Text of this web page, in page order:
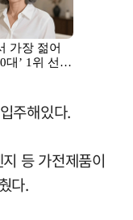
주해있다.
등 가전제품이
다.